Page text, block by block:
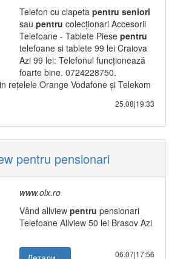
Telefon cu clapeta pentru seniori
sau pentru colecționari Accesorii
Telefoane - Tablete Piese pentru
telefoane si tablete 99 lei Craiova
Azi 99 lei: Telefonul funcționează
foarte bine. 0724228750.
rețelele Orange Vodafone și Telekom
25.08|19:33
pentru pensionari
www.olx.ro
Vând allview pentru pensionari
Telefoane Allview 50 lei Brasov Azi
06.07|17:56